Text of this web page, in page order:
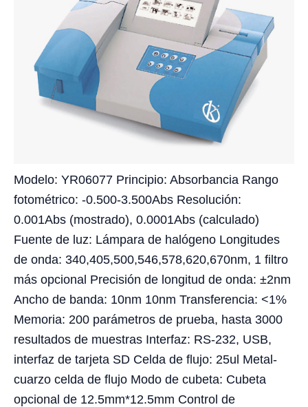
Modelo: YR06077 Principio: Absorbancia Rango
fotométrico: -0.500-3.500Abs Resolución:
0.001Abs (mostrado), 0.0001Abs (calculado)
Fuente de luz: Lámpara de halógeno Longitudes
de onda: 340,405,500,546,578,620,670nm, 1 filtro
más opcional Precisión de longitud de onda: ±2nm
Ancho de banda: 10nm 10nm Transferencia: <1%
Memoria: 200 parámetros de prueba, hasta 3000
resultados de muestras Interfaz: RS-232, USB,
interfaz de tarjeta SD Celda de flujo: 25ul Metal-
cuarzo celda de flujo Modo de cubeta: Cubeta
opcional de 12.5mm*12.5mm Control de